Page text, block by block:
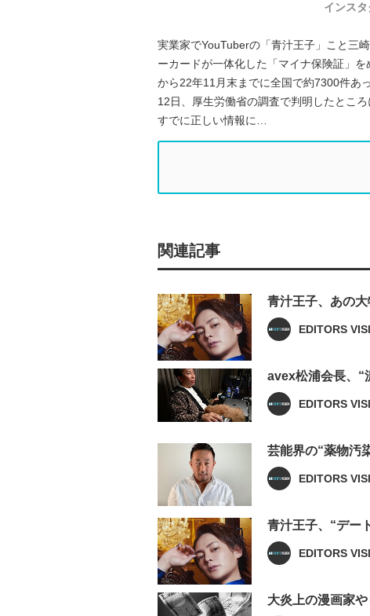
インス
実業家でYouTuberの「青汁王子」こと三
ーカードが一体化した「マイナ保険証」
から22年11月末までに全国で約7300件あ
12日、厚生労働省の調査で判明したとこ
すでに正しい情報に…
関連記事
青汁王子、あの
EDITORS
avex松浦会長、“
EDITORS
芸能界の“薬物汚
EDITORS
青汁王子、“デー
EDITORS
大炎上の漫画家